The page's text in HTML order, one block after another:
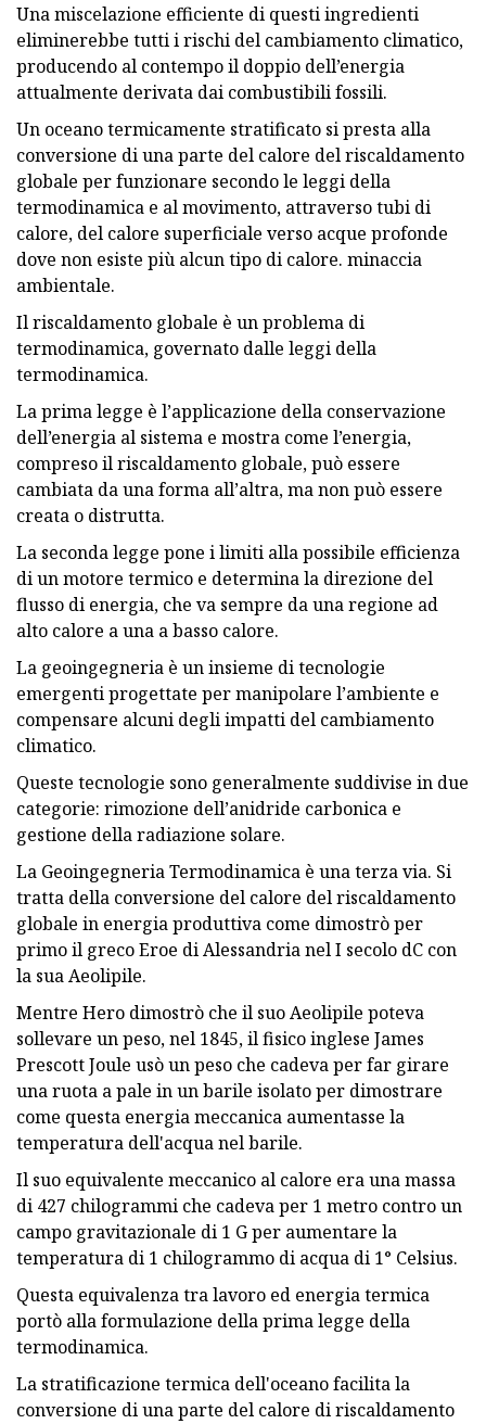
Una miscelazione efficiente di questi ingredienti
eliminerebbe tutti i rischi del cambiamento climatico,
producendo al contempo il doppio dell’energia
attualmente derivata dai combustibili fossili.
Un oceano termicamente stratificato si presta alla
conversione di una parte del calore del riscaldamento
globale per funzionare secondo le leggi della
termodinamica e al movimento, attraverso tubi di
calore, del calore superficiale verso acque profonde
dove non esiste più alcun tipo di calore. minaccia
ambientale.
Il riscaldamento globale è un problema di
termodinamica, governato dalle leggi della
termodinamica.
La prima legge è l’applicazione della conservazione
dell’energia al sistema e mostra come l’energia,
compreso il riscaldamento globale, può essere
cambiata da una forma all’altra, ma non può essere
creata o distrutta.
La seconda legge pone i limiti alla possibile efficienza
di un motore termico e determina la direzione del
flusso di energia, che va sempre da una regione ad
alto calore a una a basso calore.
La geoingegneria è un insieme di tecnologie
emergenti progettate per manipolare l’ambiente e
compensare alcuni degli impatti del cambiamento
climatico.
Queste tecnologie sono generalmente suddivise in due
categorie: rimozione dell’anidride carbonica e
gestione della radiazione solare.
La Geoingegneria Termodinamica è una terza via. Si
tratta della conversione del calore del riscaldamento
globale in energia produttiva come dimostrò per
primo il greco Eroe di Alessandria nel I secolo dC con
la sua Aeolipile.
Mentre Hero dimostrò che il suo Aeolipile poteva
sollevare un peso, nel 1845, il fisico inglese James
Prescott Joule usò un peso che cadeva per far girare
una ruota a pale in un barile isolato per dimostrare
come questa energia meccanica aumentasse la
temperatura dell'acqua nel barile.
Il suo equivalente meccanico al calore era una massa
di 427 chilogrammi che cadeva per 1 metro contro un
campo gravitazionale di 1 G per aumentare la
temperatura di 1 chilogrammo di acqua di 1° Celsius.
Questa equivalenza tra lavoro ed energia termica
portò alla formulazione della prima legge della
termodinamica.
La stratificazione termica dell'oceano facilita la
conversione di una parte del calore di riscaldamento